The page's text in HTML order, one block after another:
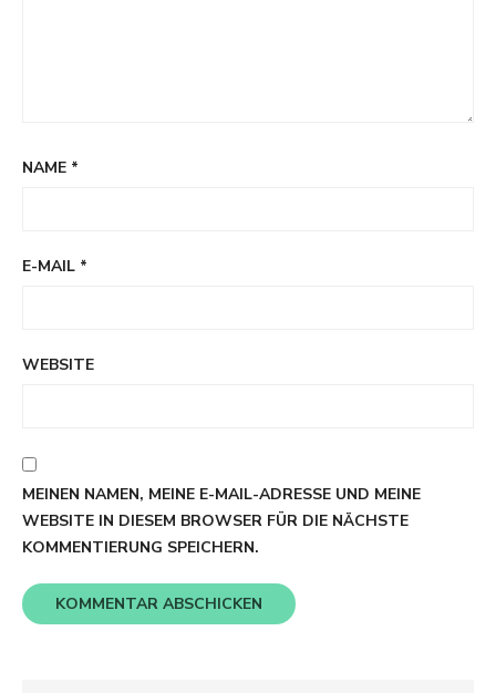
NAME *
E-MAIL *
WEBSITE
MEINEN NAMEN, MEINE E-MAIL-ADRESSE UND MEINE
WEBSITE IN DIESEM BROWSER FÜR DIE NÄCHSTE
KOMMENTIERUNG SPEICHERN.